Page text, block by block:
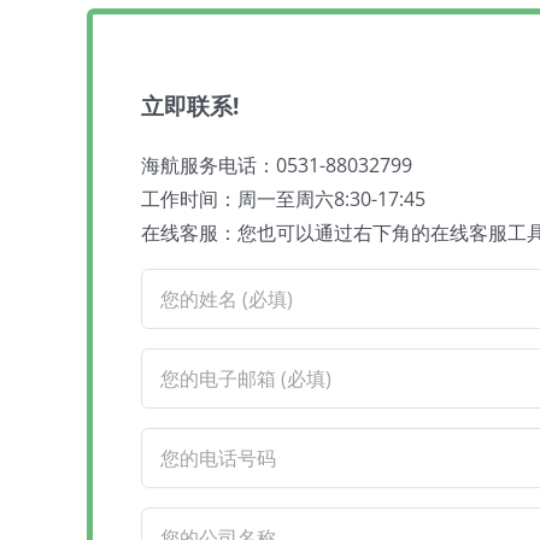
立即联系!
海航服务电话：0531-88032799
工作时间：周一至周六8:30-17:45
在线客服：您也可以通过右下角的在线客服工